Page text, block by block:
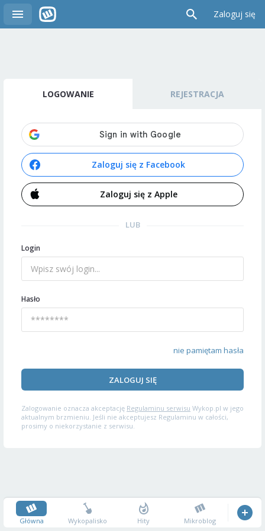
Zaloguj się
LOGOWANIE REJESTRACJA
Zaloguj się z Facebook
Zaloguj się z Apple
LUB
Login
Hasło
nie pamiętam hasła
ZALOGUJ SIĘ
Zalogowanie oznacza akceptację Regulaminu serwisu Wykop.pl w jego
aktualnym brzmieniu. Jeśli nie akceptujesz Regulaminu w całości,
prosimy o niekorzystanie z serwisu.
Główna Wykopalisko Hity Mikroblog